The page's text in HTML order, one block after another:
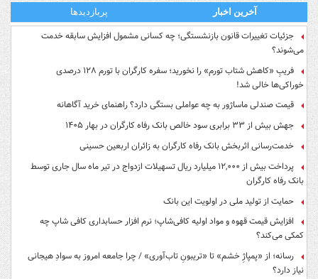
آخرین اخبار پربازدیدها
جزئیات تغییرات قانون بازنشستگی؛ چه کسانی مشمول افزایش سابقه خدمت
می‌شوند؟
فریبِ «کاهش شتاب تورم» را نخورید؛ سفره کارگران با تورم ۱۲۸ درصدی
خوراکی‌ها خالی شد!
قیمت صندلی ماساژور به چه عواملی بستگی دارد؟ راهنمای خرید آگاهانه
جهش بیش از ۳۳ برابری سود خالص بانک رفاه کارگران در بهار ۱۴۰۵
خدمت‌رسانی اثربخش بانک رفاه کارگران به زائران اربعین حسینی
پرداخت بیش از ۱۲,۰۰۰ میلیارد ریال تسهیلات ازدواج در تیر ماه سال جاری توسط
بانک رفاه کارگران
حمایت از تولید ملی در اولویت این بانک
افزایش قیمت قهوه و مواد اولیه کافی‌شاپ؛ نرم افزار حسابداری کافی شاپ چه
کمکی می‌کند؟
رسانه؛ از «پمپاژِ خشم» تا «تریبونِ تاب‌آوری» / چرا جامعه امروز به سوادِ هیجانی
نیاز دارد؟